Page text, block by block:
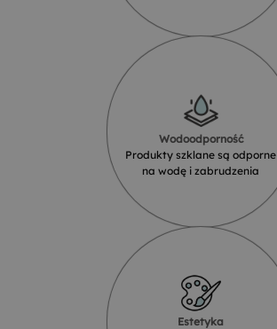
Wodoodporność
Produkty szklane są odporne
na wodę i zabrudzenia
Estetyka